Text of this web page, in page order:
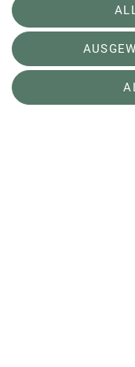
diesen Sommer
denn geschraubt
natürlich trotzdem
also auf
Gastschrauberin
wir ihren Einsatz